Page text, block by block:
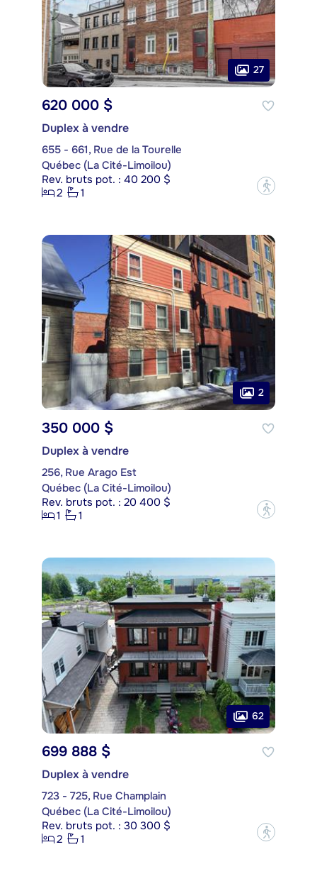
27
620 000 $
Duplex à vendre
655 - 661, Rue de la Tourelle
Québec (La Cité-Limoilou)
Rev. bruts pot. : 40 200 $
2
1 ?
2
350 000 $
Duplex à vendre
256, Rue Arago Est
Québec (La Cité-Limoilou)
Rev. bruts pot. : 20 400 $
1
1 ?
62
699 888 $
Duplex à vendre
723 - 725, Rue Champlain
Québec (La Cité-Limoilou)
Rev. bruts pot. : 30 300 $
2
1 ?